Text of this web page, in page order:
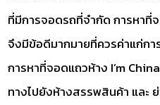
ที่มีการจอดรถที่จำกัด การหาที่
จึงมีข้อดีมากมายที่ควรค่าแก่ก
การหาที่จอดแถวห้าง I’m
ทางไปยังห้างสรรพสินค้า และ